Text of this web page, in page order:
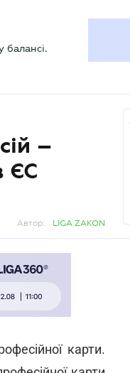
балансі.
–
ЄС
Автор: LIGA ZAKON
карти.